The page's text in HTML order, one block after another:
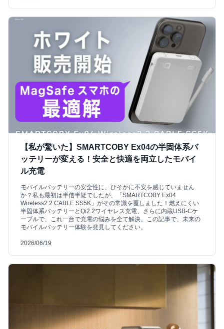
【私が驚いた】SMARTCOBY Ex04の半固体系バ
ッテリーが変える！安全と快適を両立したモバイ
ル充電
モバイルバッテリーの安全性に、ひそかに不安を感じていません
か？私も最初は半信半疑でしたが、「SMARTCOBY Ex04
Wireless2.2 CABLE SS5K」がその常識を覆しました！燃えにくい
半固体系バッテリーとQi2.2ワイヤレス充電、さらに内蔵USB-Cケ
ーブルで、これ一台で充電の悩みを全て解決。この記事で、未来の
モバイルバッテリー体験を発見してください。
2026/06/19